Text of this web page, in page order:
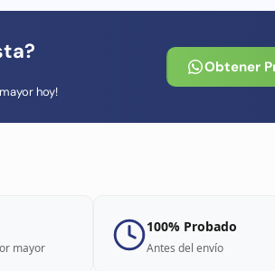
hoy!
Obtener
mayor
100% Probado
Antes del envío